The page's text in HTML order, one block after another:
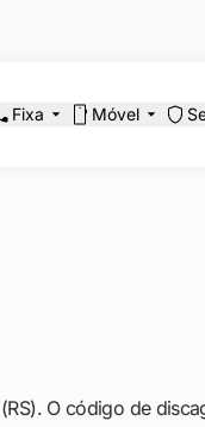
Fixa Móvel
O código de